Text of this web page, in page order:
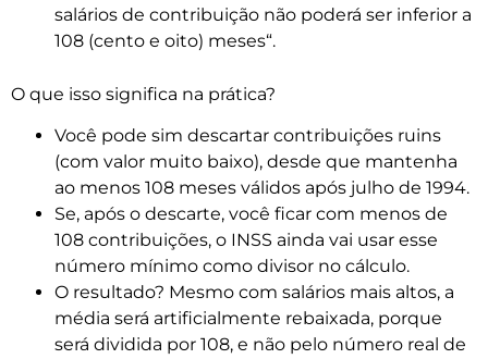
salários de contribuição não poderá ser inferior a
108 (cento e oito) meses“.
O que isso significa na prática?
Você pode sim descartar contribuições ruins
(com valor muito baixo), desde que mantenha
ao menos 108 meses válidos após julho de 1994.
Se, após o descarte, você ficar com menos de
108 contribuições, o INSS ainda vai usar esse
número mínimo como divisor no cálculo.
O resultado? Mesmo com salários mais altos, a
média será artificialmente rebaixada, porque
será dividida por 108, e não pelo número real de